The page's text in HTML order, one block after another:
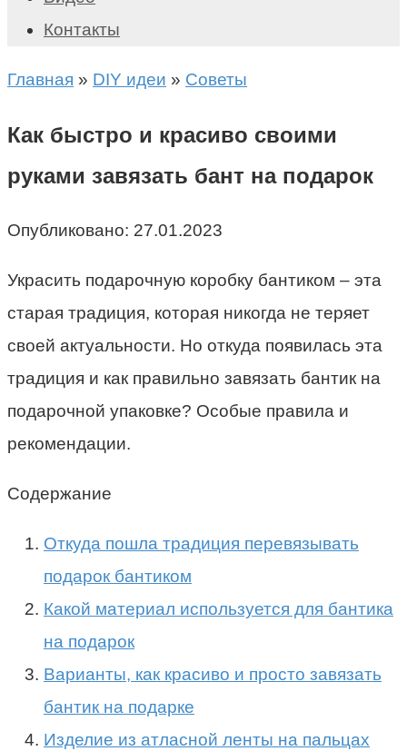
Контакты
Главная » DIY идеи » Советы
Как быстро и красиво своими
руками завязать бант на подарок
Опубликовано: 27.01.2023
Украсить подарочную коробку бантиком – эта
старая традиция, которая никогда не теряет
своей актуальности. Но откуда появилась эта
традиция и как правильно завязать бантик на
подарочной упаковке? Особые правила и
рекомендации.
Содержание
Откуда пошла традиция перевязывать
подарок бантиком
Какой материал используется для бантика
на подарок
Варианты, как красиво и просто завязать
бантик на подарке
Изделие из атласной ленты на пальцах